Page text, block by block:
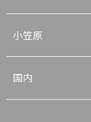
小笠原
国内